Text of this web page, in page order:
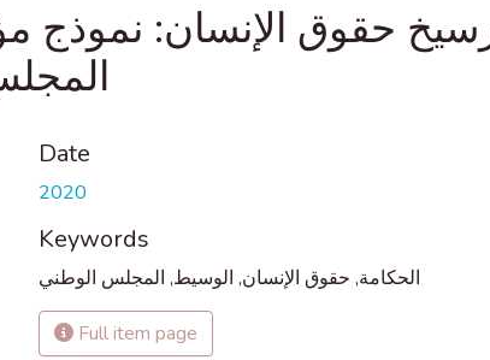
ترسيخ حقوق الإنسان:
Date
2020
Keywords
الحكامة, حقوق الإنسان, الوسيط, المجلس الوطني
Full item page